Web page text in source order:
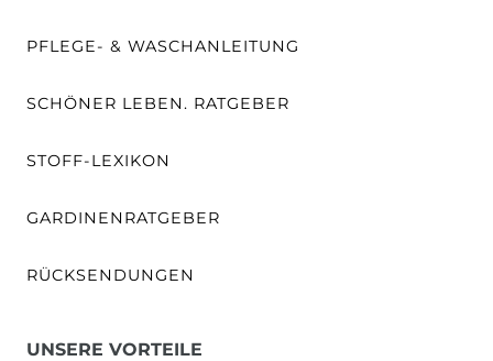
PFLEGE- & WASCHANLEITUNG
SCHÖNER LEBEN. RATGEBER
STOFF-LEXIKON
GARDINENRATGEBER
RÜCKSENDUNGEN
UNSERE VORTEILE